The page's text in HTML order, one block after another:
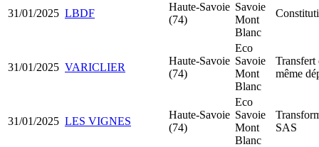
31/01/2025 LBDF
Haute-Savoie
(74)
Savoie
Mont
Blanc
31/01/2025 VARICLIER
Haute-Savoie
(74)
Eco
Savoie
Mont
Blanc
Transfert
même
31/01/2025 LES VIGNES
Haute-Savoie
(74)
Eco
Savoie
Mont
Blanc
SAS